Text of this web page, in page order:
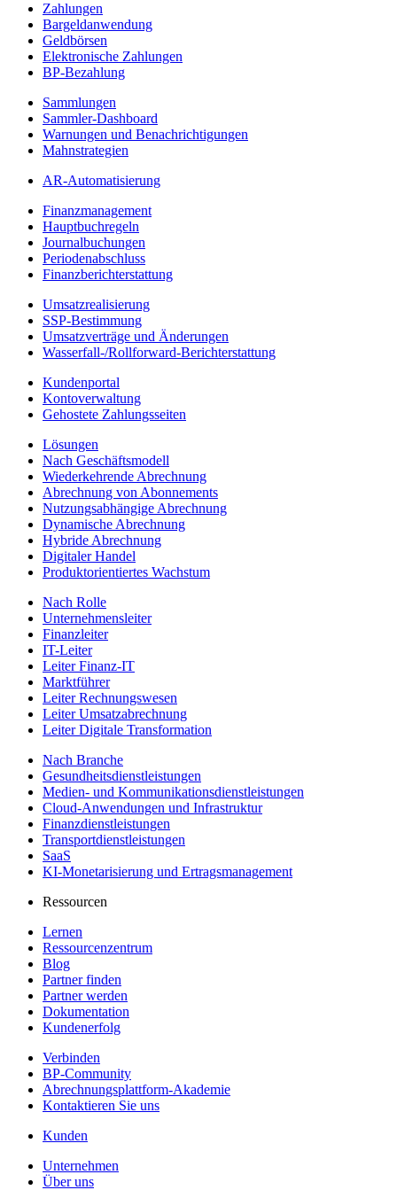
Zahlungen
Bargeldanwendung
Geldbörsen
Elektronische Zahlungen
BP-Bezahlung
Sammlungen
Sammler-Dashboard
Warnungen und Benachrichtigungen
Mahnstrategien
AR-Automatisierung
Finanzmanagement
Hauptbuchregeln
Journalbuchungen
Periodenabschluss
Finanzberichterstattung
Umsatzrealisierung
SSP-Bestimmung
Umsatzverträge und Änderungen
Wasserfall-/Rollforward-Berichterstattung
Kundenportal
Kontoverwaltung
Gehostete Zahlungsseiten
Lösungen
Nach Geschäftsmodell
Wiederkehrende Abrechnung
Abrechnung von Abonnements
Nutzungsabhängige Abrechnung
Dynamische Abrechnung
Hybride Abrechnung
Digitaler Handel
Produktorientiertes Wachstum
Nach Rolle
Unternehmensleiter
Finanzleiter
IT-Leiter
Leiter Finanz-IT
Marktführer
Leiter Rechnungswesen
Leiter Umsatzabrechnung
Leiter Digitale Transformation
Nach Branche
Gesundheitsdienstleistungen
Medien- und Kommunikationsdienstleistungen
Cloud-Anwendungen und Infrastruktur
Finanzdienstleistungen
Transportdienstleistungen
SaaS
KI-Monetarisierung und Ertragsmanagement
Ressourcen
Lernen
Ressourcenzentrum
Blog
Partner finden
Partner werden
Dokumentation
Kundenerfolg
Verbinden
BP-Community
Abrechnungsplattform-Akademie
Kontaktieren Sie uns
Kunden
Unternehmen
Über uns